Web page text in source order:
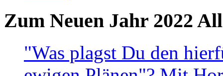
Zum Neuen Jahr 2022
"Was plagst Du den